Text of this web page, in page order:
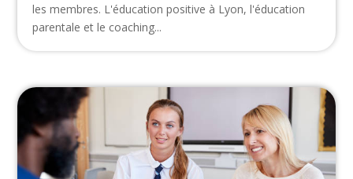
les membres. L'éducation positive à Lyon, l'éducation
parentale et le coaching...